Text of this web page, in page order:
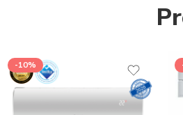
-10%